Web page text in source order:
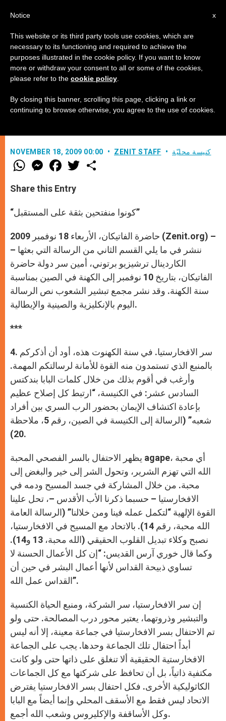
رسالة الفاتيكان إلى الكهنة في الصين
(2)
NOVEMBER 18, 2009 00:00 ZENIT STAFF كنيسة محليّة
W
h
t
s
p
p
M
e
s
e
g
e
F
a
e
b
o
k
w
Share this Entry
“كونوا منفتحين بثقة على المستقبل”
حاضرة الفاتيكان، الأربعاء 18 نوفمبر 2009 (Zenit.org) –
– ننشر في ما يلي القسم الثاني من الرسالة التي بعثها
الكاردينال ترشيزيو برتوني، أمين سر دولة حاضرة
الفاتيكان، بتاريخ 10 نوفمبر إلى الكهنة في الصين بمناسبة
سنة الكهنة. وقد نشر مجمع تبشير الشعوب نص الرسالة
اليوم بالإنكليزية والصينية والإيطالية.
***
4. سر الافخارستيا. في سنة الكهنوت هذه، أود أن أذكركم
بالمنبع الذي تستمدون منه القوة للأمانة لرسالتكم المهمة.
وأرغب في أقوم بذلك من خلال كلمات البابا بندكتس
السادس عشر: في الكنيسة، “ارتبط كل إصلاح عظيم
بإعادة اكتشاف الإيمان بحضور الرب السري بين أفراد
شعبه” (الرسالة إلى الكنيسة في الصين، رقم 5، ملاحظة
20).
يظهر الاحتفال بالسر الفصحي المحبة agape، أي محبة
الله التي تهزم الشرير، وتحول الشر إلى خير والبغض إلى
محبة. من خلال المشاركة في جسد المسيح ودمه في
الافخارستيا – حسبما ذكرنا الأب الأقدس –، تحل علينا
القوة الإلهية “لتكمل عمله فينا ومن خلالنا” (الرسالة العامة
الله محبة، رقم 14). بالاتحاد مع المسيح في الافخارستيا،
نصبح وكلاء تبديل القلوب الحقيقي (الله محبة، 13 و14).
وكما قال خوري آرس القديس: “إن كل الأعمال الحسنة لا
تساوي ذبيحة القداس لأنها أعمال البشر في حين أن
القداس عمل الله”.
إن سر الافخارستيا، سر الشركة، ومنبع الحياة الكنسية
والتبشير وذروتهما، يعتبر محور درب المصالحة. حتى ولو
تم الاحتفال بسر الافخارستيا في جماعة معينة، إلا أنه ليس
أبداً احتفال تلك الجماعة وحدها. يجب على الجماعة
الافخارستية الحقيقية ألا تنغلق على ذاتها حتى ولو كانت
مكتفية ذاتياً، بل أن تحافظ على شركتها مع كل الجماعات
الكاثوليكية الأخرى. فكل احتفال بسر الافخارستيا يفترض
الاتحاد ليس فقط مع الأسقف المحلي وإنما أيضاً مع البابا
وكل الأساقفة والإكليروس وشعب الله أجمع.
x
Notice
This website or its third party tools use cookies, which are
necessary to its functioning and required to achieve the
purposes illustrated in the cookie policy. If you want to know
more or withdraw your consent to all or some of the cookies,
please refer to the cookie policy
By closing this banner, scrolling this page, clicking a link or
continuing to browse otherwise, you agree to the use of cookies.